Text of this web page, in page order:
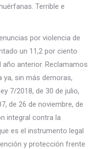
Terrible e
por violencia de
un 11,2 por ciento
anterior. Reclamamos
ya, sin más demoras,
7/2018, de 30 de julio,
de 26 de noviembre, de
integral contra la
es el instrumento legal
y protección frente